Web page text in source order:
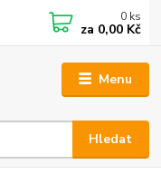
Menu
Hledat
0 ks
za 0,00 Kč